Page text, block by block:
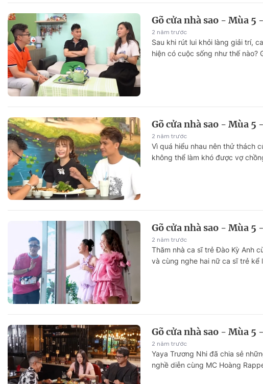
Gõ cửa nhà sao - Mùa 5
2 năm trước
Sau khi rút lui khỏi làng giải trí,
hiện có cuộc sống như thế nào?
Gõ cửa nhà sao - Mùa 5
2 năm trước
Vì quá hiểu nhau nên thử thách
không thể làm khó được vợ
Gõ cửa nhà sao - Mùa 5
2 năm trước
Thăm nhà ca sĩ trẻ Đào Kỳ Anh
và cùng nghe hai nữ ca sĩ trẻ kể
Gõ cửa nhà sao - Mùa 5
2 năm trước
Yaya Trương Nhi đã chia sẻ
nghề diễn cùng MC Hoàng